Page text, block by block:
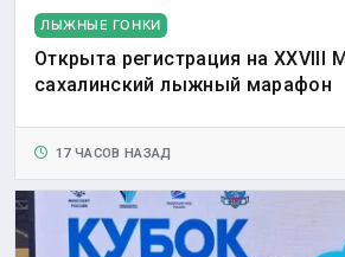
ЛЫЖНЫЕ ГОНКИ
Открыта регистрация на
сахалинский лыжный марафон
17 ЧАСОВ НАЗАД